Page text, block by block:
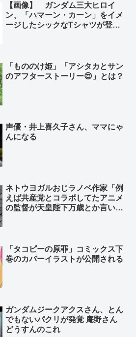
【画像】 ガンダム三大ヒロイ
ン、「ハマーン・カーン」をイメ
ージしたシックなTシャツが登
「もののけ姫」「アシタカとサン
のアフターストーリー😍」とは？
声優・井上喜久子さん、ママにゃ
んになる
ネトウヨガルおじラノベ作家「例
えば共産党とコラボしてたアニメ
の監督が天皇陛下万歳とか言い出
「タコピーの原罪」コミックス下
巻のカバーイラストが公開される
ガンダムジークアクスさん、とん
でもないパクリが発覚 庵野さん
どうすんのこれ